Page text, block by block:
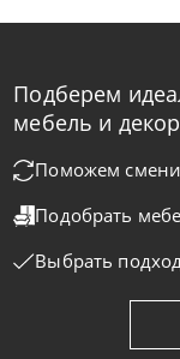
Подберем
мебель и
Поможем
Подобрать
Выбрать